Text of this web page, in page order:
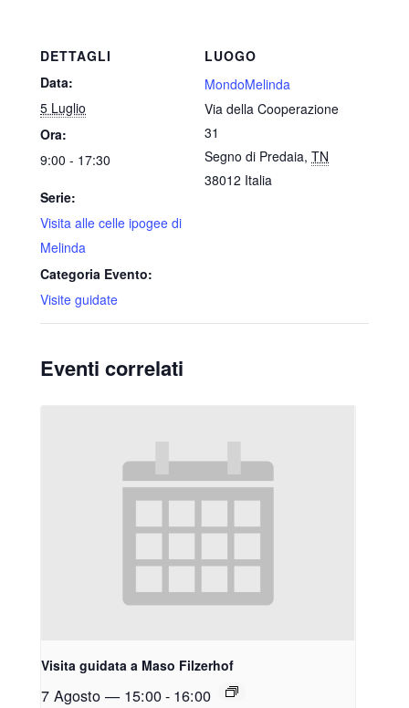
DETTAGLI
Data:
5 Luglio
Ora:
9:00 - 17:30
Serie:
Visita alle celle ipogee di
Melinda
Categoria Evento:
Visite guidate
LUOGO
MondoMelinda
Via della Cooperazione
31
Segno di Predaia, TN
38012 Italia
Eventi correlati
Visita guidata a Maso Filzerhof
7 Agosto — 15:00- 16:00